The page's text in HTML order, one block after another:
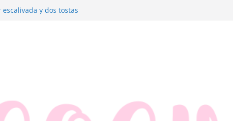
merluza